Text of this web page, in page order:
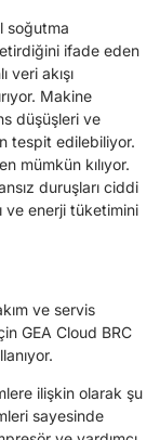
soğutma
ifade eden
veri akışı
Makine
düşüşleri ve
tespit edilebiliyor.
mümkün kılıyor.
duruşları ciddi
ve enerji tüketimini
ve servis
GEA Cloud BRC
ilişkin olarak şu
sayesinde